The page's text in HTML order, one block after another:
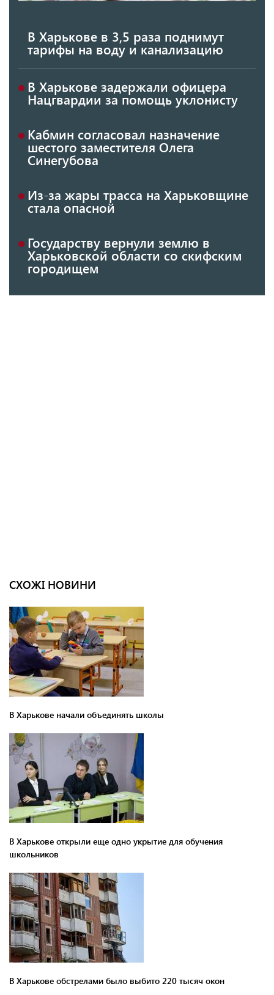
В Харькове в 3,5 раза поднимут
тарифы на воду и канализацию
В Харькове задержали офицера
Нацгвардии за помощь уклонисту
Кабмин согласовал назначение
шестого заместителя Олега
Синегубова
Из-за жары трасса на Харьковщине
стала опасной
Государству вернули землю в
Харьковской области со скифским
городищем
СХОЖІ НОВИНИ
В Харькове начали объединять школы
В Харькове открыли еще одно укрытие для обучения
школьников
В Харькове обстрелами было выбито 220 тысяч окон